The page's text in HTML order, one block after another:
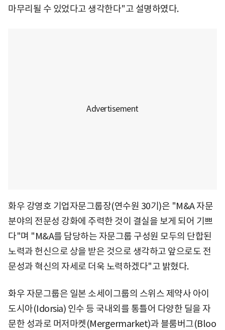
마무리될 수 있었다고 생각한다"고 설명하였다.
화우 강영호 기업자문그룹장(연수원 30기)은 "M&A 자문
분야의 전문성 강화에 주력한 것이 결실을 보게 되어 기쁘
다"며 "M&A를 담당하는 자문그룹 구성원 모두의 단합된
노력과 헌신으로 상을 받은 것으로 생각하고 앞으로도 전
문성과 혁신의 자세로 더욱 노력하겠다"고 밝혔다.
화우 자문그룹은 일본 소세이그룹의 스위스 제약사 아이
도시아(Idorsia) 인수 등 국내외를 통틀어 다양한 딜을 자
문한 성과로 머저마켓(Mergermarket)과 블룸버그(Bloo